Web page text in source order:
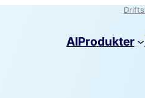
AIProdukter